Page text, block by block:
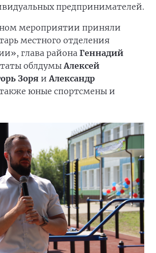
предпринимателей.
мероприятии приняли
местного отделения
глава района Геннадий
облдумыАлексей
Зоря иАлександр
также юные спортсмены и